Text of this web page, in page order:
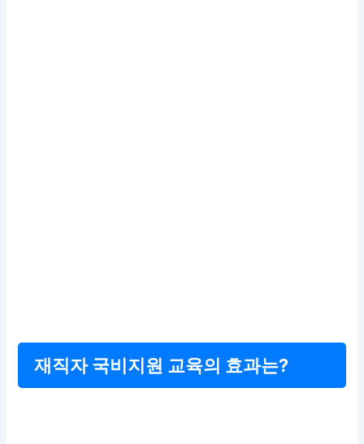
재직자 국비지원 교육의 효과는?